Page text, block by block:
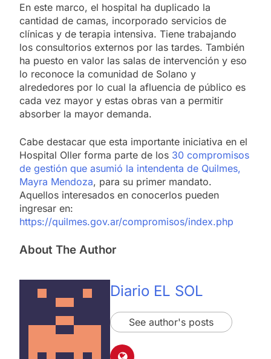
En este marco, el hospital ha duplicado la
cantidad de camas, incorporado servicios de
clínicas y de terapia intensiva. Tiene trabajando
los consultorios externos por las tardes. También
ha puesto en valor las salas de intervención y eso
lo reconoce la comunidad de Solano y
alrededores por lo cual la afluencia de público es
cada vez mayor y estas obras van a permitir
absorber la mayor demanda.
Cabe destacar que esta importante iniciativa en el
Hospital Oller forma parte de los 30 compromisos
de gestión que asumió la intendenta de Quilmes,
Mayra Mendoza, para su primer mandato.
Aquellos interesados en conocerlos pueden
ingresar en:
https://quilmes.gov.ar/compromisos/index.php
About The Author
Diario EL SOL
See author's posts